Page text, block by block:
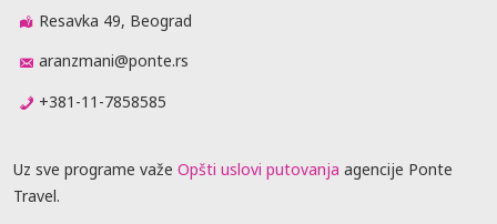
Resavka 49, Beograd
aranzmani@ponte.rs
+381-11-7858585
Uz sve programe važe Opšti uslovi putovanja agencije Ponte
Travel.